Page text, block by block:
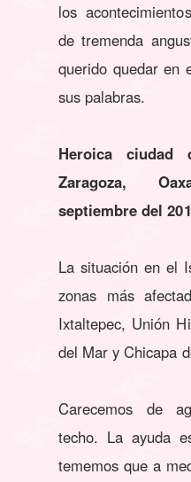
los
de tremenda
querido quedar en
sus palabras.
Heroica ciudad
Zaragoza,
septiembre del
La situación en el
zonas más
Ixtaltepec, Unión
del Mar y Chicapa
Carecemos de
techo. La ayuda
tememos que a